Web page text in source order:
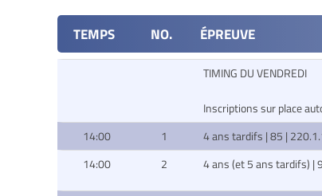
TEMPS NO. ÉPREUVE
TIMING DU VENDREDI
Inscriptions sur place
14:00
1
4 ans tardifs | 85 |
14:00
2 4 ans (et 5 ans tardifs) |